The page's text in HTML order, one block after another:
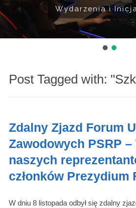
Wydarzenia i
Post Tagged with:
Zdalny Zjazd Forum
Zawodowych PSRP
naszych
członków Prezydium
W dniu 8 listopada odbył się zdalny